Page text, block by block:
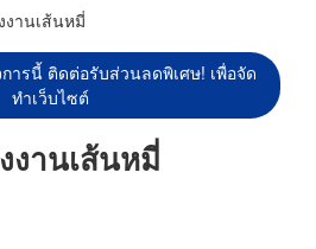
งานเส้นหมี่
ารนี้ ติดต่อรับส่วนลดพิเศษ! เพื่อจัด
ทำเว็บไซต์
งานเส้นหมี่